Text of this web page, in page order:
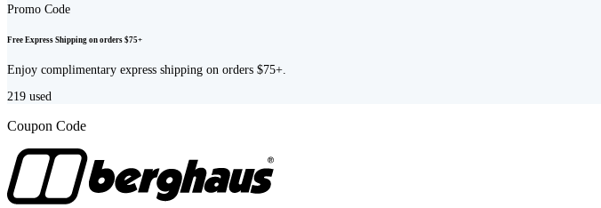
Promo Code
Free Express Shipping on orders $75+
Enjoy complimentary express shipping on orders $75+.
219 used
Coupon Code